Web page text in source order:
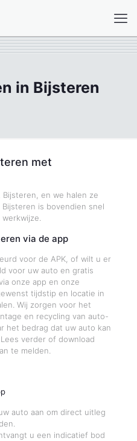
in Bijsteren
met
Bijsteren, en we halen ze
is bovendien snel
via de app
voor de APK, of wilt u er
voor uw auto en gratis
onze app en onze
tijdstip en locatie in
Wij zorgen voor het
en recycling van auto-
het bedrag dat uw auto kan
verder of download
te melden.
auto aan om direct uitleg
u een indicatief bod